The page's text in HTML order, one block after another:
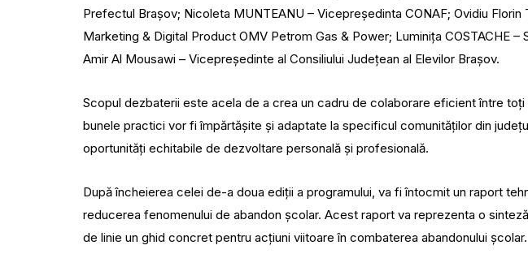
Prefectul Brașov; Nicoleta MUNTEANU – Vicepreședinta CONAF; Ovidiu
Marketing & Digital Product OMV Petrom Gas & Power; Luminița COSTACHE
Amir Al Mousawi – Vicepreședinte al Consiliului Județean al Elevilor Brașov.
Scopul dezbaterii este acela de a crea un cadru de colaborare eficient între
bunele practici vor fi împărtășite și adaptate la specificul comunităților din
oportunități echitabile de dezvoltare personală și profesională.
După încheierea celei de-a doua ediții a programului, va fi întocmit un raport
reducerea fenomenului de abandon școlar. Acest raport va reprezenta o
de linie un ghid concret pentru acțiuni viitoare în combaterea abandonului școlar.